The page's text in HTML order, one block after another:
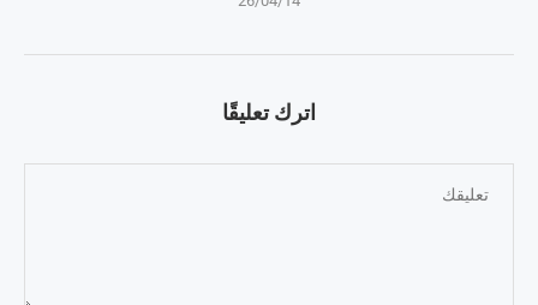
اترك تعليقًا